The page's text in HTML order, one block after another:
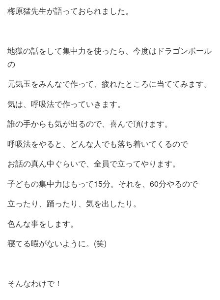
梅原猛先生が語っておられました。
地獄の話をして集中力を使ったら、今度はドラゴンボール
の
元気玉をみんなで作って、疲れたところに当ててみます。
気は、呼吸法で作っていきます。
誰の手からも気が出るので、喜んで頂けます。
呼吸法をやると、どんな人でも落ち着いてくるので
お話の真ん中ぐらいで、全員で立ってやります。
子どもの集中力はもって15分。それを、60分やるので
立ったり、踊ったり、気を出したり。
色んな事をします。
寝てる暇がないように。(笑)
そんなわけで！